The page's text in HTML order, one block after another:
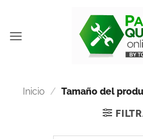
Inicio / Tamaño del